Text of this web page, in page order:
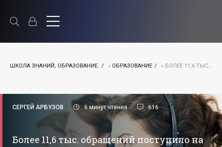
ШКОЛА ЗНАНИЙ, ОБРАЗОВАНИЕ. » ОБРАЗОВАНИЕ » БОЛЕЕ 11,6 ТЫС. ОБРАЩЕНИЙ ПОСТУПИЛО НА «ГОРЯЧУЮ ЛИНИЮ» ПО ВОПРОСАМ КАЧЕСТВА ДЕТСКИХ ТОВАРОВ - «ОБРАЗОВАНИЕ»
СЕРГЕЙ АРБУЗОВ 6 минут чтения 616
Более 11,6 тыс. обращений поступило на